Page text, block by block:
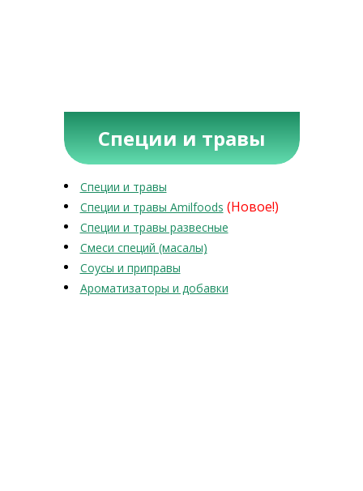
Специи и травы
Специи и травы
Специи и травы Amilfoods (Новое!)
Специи и травы развесные
Смеси специй (масалы)
Соусы и приправы
Ароматизаторы и добавки